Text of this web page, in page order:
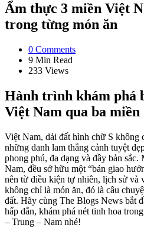
Ẩm thực 3 miền Việt
trong từng món ăn
0 Comments
9 Min Read
233 Views
Hành trình khám phá
Việt Nam qua ba miền
Việt Nam, dải đất hình chữ S không
những danh lam thắng cảnh tuyệt
phong phú, đa dạng và đầy bản
Nam, đều sở hữu một “bản giao
nên từ điều kiện tự nhiên, lịch sử và
không chỉ là món ăn, đó là câu
đất. Hãy cùng The Blogs News bắt
hấp dẫn, khám phá nét tinh hoa
– Trung – Nam nhé!